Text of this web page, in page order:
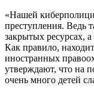
«Нашей
преступления. Ведь
закрытых ресурсах,
Как правило,
иностранных
утверждают, что на
очень много детей